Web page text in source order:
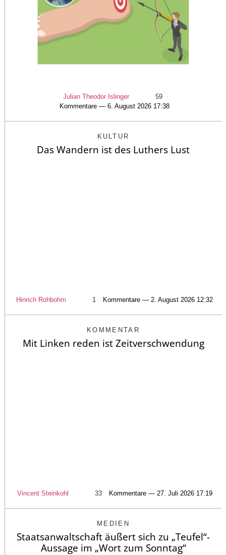
Julian Theodor Islinger
59
Kommentare — 6. August 2026 17:38
KULTUR
Das Wandern ist des Luthers Lust
Hinrich Rohbohm 1 Kommentare — 2. August 2026 12:32
KOMMENTAR
Mit Linken reden ist Zeitverschwendung
Vincent Steinkohl 33 Kommentare — 27. Juli 2026 17:19
MEDIEN
Staatsanwaltschaft äußert sich zu „Teufel“-
Aussage im „Wort zum Sonntag“